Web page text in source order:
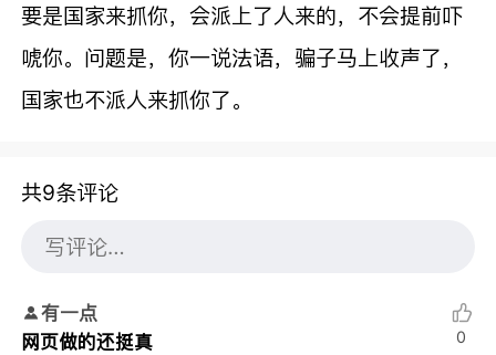
要是国家来抓你，会派上了人来的，不会提前吓
唬你。问题是，你一说法语，骗子马上收声了，
国家也不派人来抓你了。
共9条评论
有一点
网页做的还挺真
0